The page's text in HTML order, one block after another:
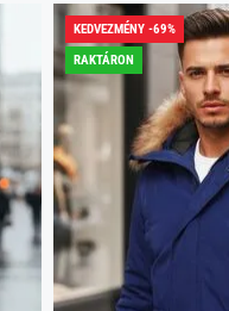
KEDVEZMÉNY -69%
RAKTÁRON